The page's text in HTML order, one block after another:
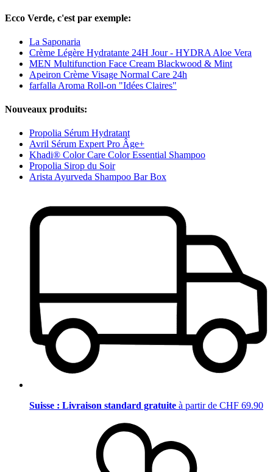
Ecco Verde, c'est par exemple:
La Saponaria
Crème Légère Hydratante 24H Jour - HYDRA Aloe Vera
MEN Multifunction Face Cream Blackwood & Mint
Apeiron Crème Visage Normal Care 24h
farfalla Aroma Roll-on "Idées Claires"
Nouveaux produits:
Propolia Sérum Hydratant
Avril Sérum Expert Pro Âge+
Khadi® Color Care Color Essential Shampoo
Propolia Sirop du Soir
Arista Ayurveda Shampoo Bar Box
Suisse : Livraison standard gratuite à partir de CHF 69.90